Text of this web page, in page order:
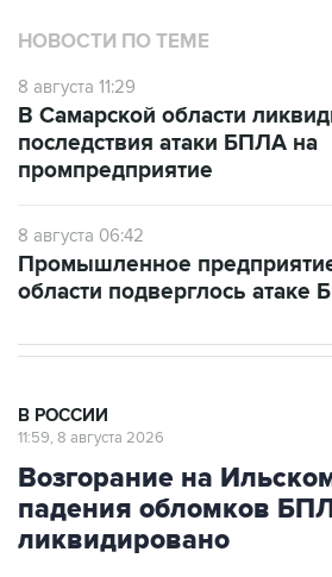
НОВОСТИ ПО ТЕМЕ
8 августа 11:29
В Самарской области
последствия атаки БПЛА на
промпредприятие
8 августа 06:42
Промышленное
области подверглось атаке
В РОССИИ
11:59, 8 августа 2026
Возгорание на
падения обломков
ликвидировано